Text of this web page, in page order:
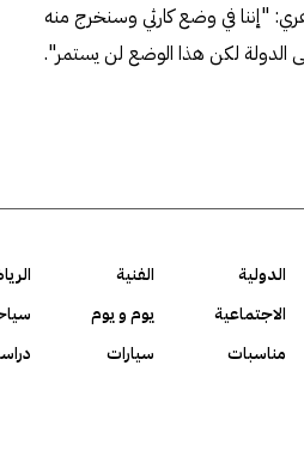
"إننا في وضع كارثي وسنخرج منه
الدولة لكن هذا الوضع لن يستمر".
الدولية الفنية
الاجتماعية يوم و يوم
مناسبات سيارات